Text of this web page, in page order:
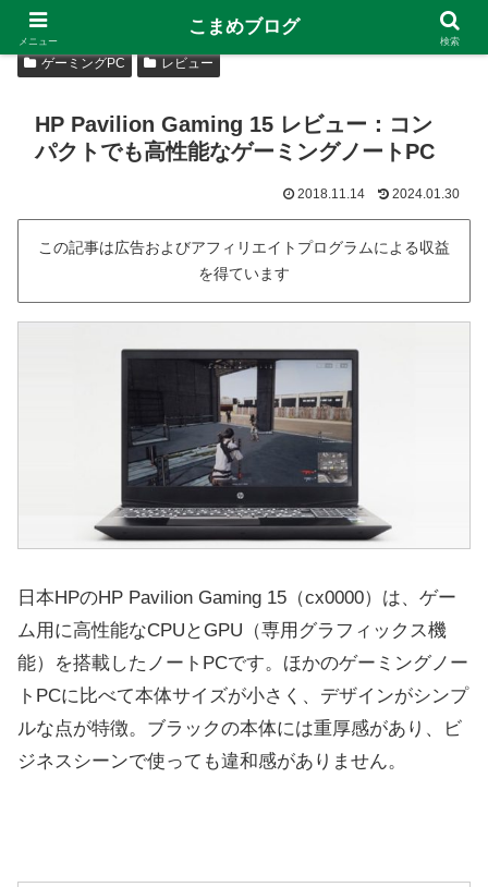
ゲーミングPC レビュー
HP Pavilion Gaming 15 レビュー：コン
パクトでも高性能なゲーミングノートPC
2018.11.14 2024.01.30
この記事は広告およびアフィリエイトプログラムによる収益
を得ています
日本HPのHP Pavilion Gaming 15（cx0000）は、ゲー
ム用に高性能なCPUとGPU（専用グラフィックス機
能）を搭載したノートPCです。ほかのゲーミングノー
トPCに比べて本体サイズが小さく、デザインがシンプ
ルな点が特徴。ブラックの本体には重厚感があり、ビ
ジネスシーンで使っても違和感がありません。
メニュー
こまめブログ
検索